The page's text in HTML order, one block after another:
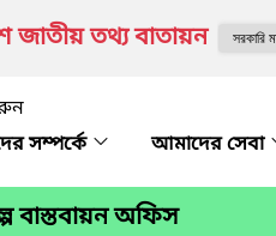
জাতীয় তথ্য বাতায়ন
সম্পর্কে
আমাদের সেবা
বাস্তবায়ন অফিস